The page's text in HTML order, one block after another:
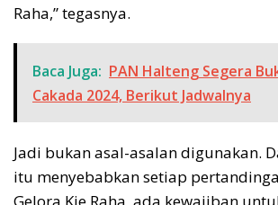
Raha,” tegasnya.
Baca Juga: PAN Halteng Segera
Cakada 2024, Berikut Jadwalnya
Jadi bukan asal-asalan digunakan.
itu menyebabkan setiap
Gelora Kie Raha, ada kewajiban